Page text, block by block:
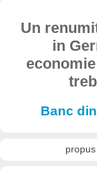
Un
in
Banc